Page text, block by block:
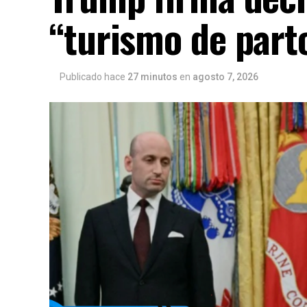
“turismo de
Publicado hace 27 minutos en agosto 7, 2026